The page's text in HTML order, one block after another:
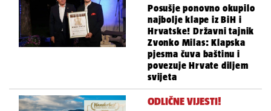
Posušje ponovno okupilo
najbolje klape iz BiH i
Hrvatske! Državni tajnik
Zvonko Milas: Klapska
pjesma čuva baštinu i
povezuje Hrvate diljem
svijeta
ODLIČNE VIJESTI!